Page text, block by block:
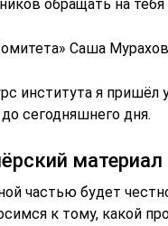
обращать на
Саша
института я пришёл
сегодняшнего дня.
материал
частью будет
к тому, какой